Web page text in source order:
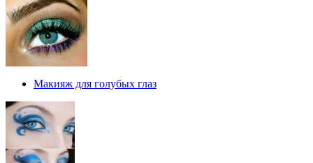
Макияж для голубых глаз